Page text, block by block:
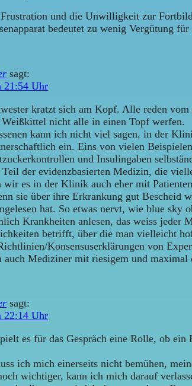
und die Unwilligkeit zur
bedeutet zu wenig Vergütung
sagt:
21:54 Uhr
kratzt sich am Kopf. Alle reden
nicht alle in einen Topf werfen.
kann ich nicht viel sagen, in der
ein. Eins von vielen
und Insulingaben
der evidenzbasierten Medizin, die
wir es in der Klinik auch eher mit
sie über ihre Erkrankung gut
hat. So etwas nervt, wie blue sky
Krankheiten anlesen, das weiss jeder
betrifft, über die man vielleicht
Konsensuserklärungen von
auch Mediziner mit riesigem und
sagt:
22:14 Uhr
es für das Gespräch eine Rolle, ob
ich mich einerseits nicht bemühen,
wichtiger, kann ich mich darauf